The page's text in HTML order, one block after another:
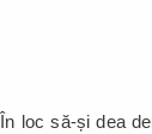
În loc să-și dea